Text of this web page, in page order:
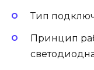
Тип
Принцип